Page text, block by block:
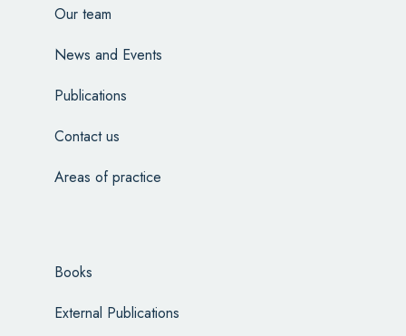
Our team
News and Events
Publications
Contact us
Areas of practice
Books
External Publications